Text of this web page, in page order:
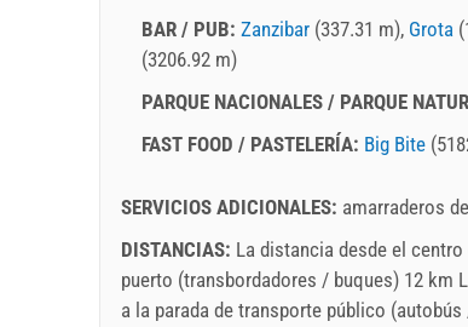
BAR / PUB: Zanzibar (337.31 m), Grota
(3206.92 m)
PARQUE NACIONALES / PARQUE
FAST FOOD / PASTELERÍA: Big Bite
SERVICIOS ADICIONALES: amarraderos
DISTANCIAS: La distancia desde el
puerto (transbordadores / buques) 12 km
a la parada de transporte público